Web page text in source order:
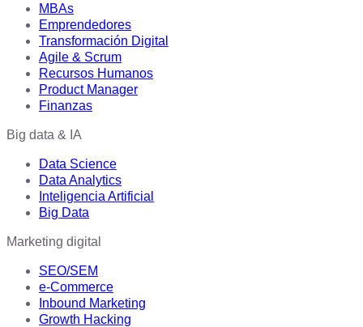
MBAs
Emprendedores
Transformación Digital
Agile & Scrum
Recursos Humanos
Product Manager
Finanzas
Big data & IA
Data Science
Data Analytics
Inteligencia Artificial
Big Data
Marketing digital
SEO/SEM
e-Commerce
Inbound Marketing
Growth Hacking